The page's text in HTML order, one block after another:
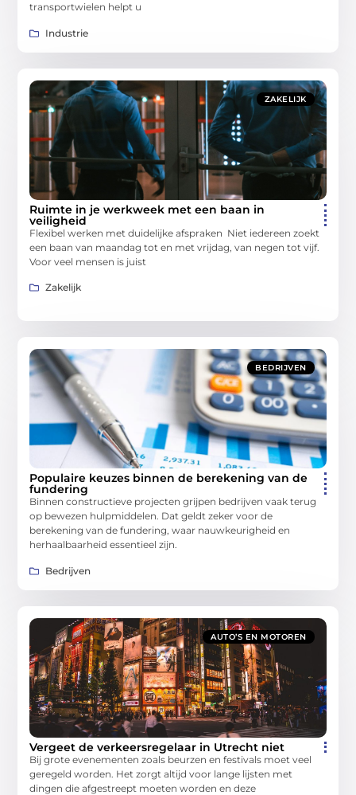
transportwielen helpt u
Industrie
ZAKELIJK
Ruimte in je werkweek met een baan in
veiligheid
Flexibel werken met duidelijke afspraken Niet iedereen zoekt
een baan van maandag tot en met vrijdag, van negen tot vijf.
Voor veel mensen is juist
Zakelijk
BEDRIJVEN
Populaire keuzes binnen de berekening van de
fundering
Binnen constructieve projecten grijpen bedrijven vaak terug
op bewezen hulpmiddelen. Dat geldt zeker voor de
berekening van de fundering, waar nauwkeurigheid en
herhaalbaarheid essentieel zijn.
Bedrijven
AUTO’S EN MOTOREN
Vergeet de verkeersregelaar in Utrecht niet
Bij grote evenementen zoals beurzen en festivals moet veel
geregeld worden. Het zorgt altijd voor lange lijsten met
dingen die afgestreept moeten worden en deze